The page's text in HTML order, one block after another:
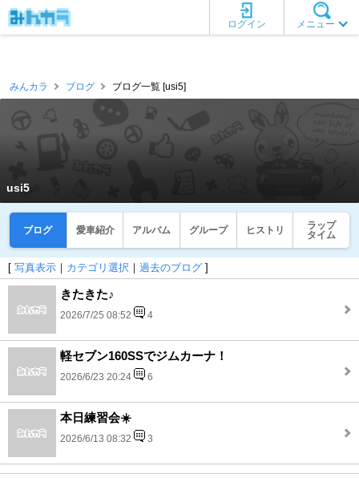
メニュー
ログイン
みんカラ ブログ ブログ一覧 [usi5]
usi5
ブログ 愛車紹介 アルバム グループ ヒストリ
ラップ
タイム
[ 写真表示 ｜ カテゴリ選択 ｜ 過去のブログ ]
きたきた♪
2026/7/25 08:52 4
軽セブン160SSでジムカーナ！
2026/6/23 20:24 6
本日練習会☀️
2026/6/13 08:32 3